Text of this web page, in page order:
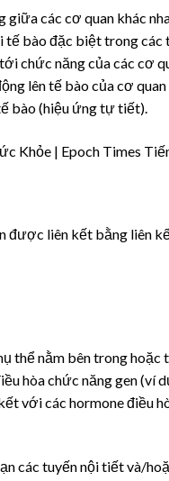
các cơ quan khác
bào đặc biệt trong các
chức năng của các cơ
lên tế bào của cơ
bào (hiệu ứng tự tiết).
được liên kết bằng liên
thể nằm bên trong
hòa chức năng gen (ví
với các hormone điều
các tuyến nội tiết và/